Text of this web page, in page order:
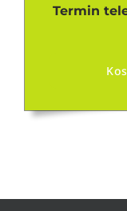
Termin